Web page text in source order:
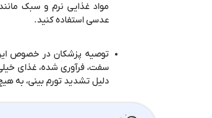
مواد غذایی نرم و سبک
عدسی استفاده کنید.
توصیه پزشکان در خصوص این
سفت، فرآوری شده، غذای
دلیل تشدید تورم بینی، به